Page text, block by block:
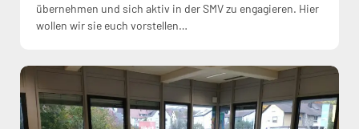
übernehmen und sich aktiv in der SMV zu engagieren. Hier
wollen wir sie euch vorstellen…